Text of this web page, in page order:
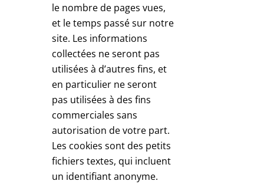
le nombre de pages vues,
et le temps passé sur notre
site. Les informations
collectées ne seront pas
utilisées à d’autres fins, et
en particulier ne seront
pas utilisées à des fins
commerciales sans
autorisation de votre part.
Les cookies sont des petits
fichiers textes, qui incluent
un identifiant anonyme.